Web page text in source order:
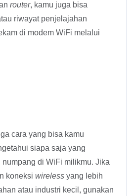
router, kamu juga bisa
riwayat penjelajahan
di modem WiFi melalui
cara yang bisa kamu
siapa saja yang
numpang di WiFi milikmu. Jika
koneksi wireless yang lebih
atau industri kecil, gunakan